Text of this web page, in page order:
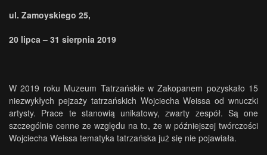
ul. Zamoyskiego 25,
20 lipca – 31 sierpnia 2019
W 2019 roku Muzeum Tatrzańskie w Zakopanem pozyskało 15
niezwykłych pejzaży tatrzańskich Wojciecha Weissa od wnuczki
artysty. Prace te stanowią unikatowy, zwarty zespół. Są one
szczególnie cenne ze względu na to, że w późniejszej twórczości
Wojciecha Weissa tematyka tatrzańska już się nie pojawiała.